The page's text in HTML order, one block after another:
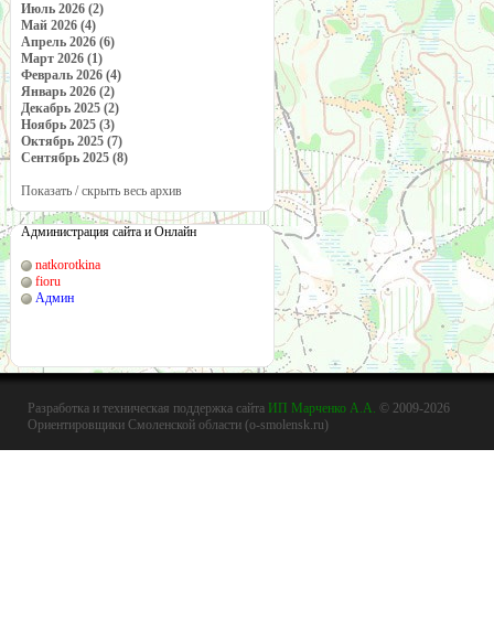
Июль 2026 (2)
Май 2026 (4)
Апрель 2026 (6)
Март 2026 (1)
Февраль 2026 (4)
Январь 2026 (2)
Декабрь 2025 (2)
Ноябрь 2025 (3)
Октябрь 2025 (7)
Сентябрь 2025 (8)
Показать / скрыть весь архив
Администрация сайта и Онлайн
natkorotkina
fioru
Админ
Разработка и техническая поддержка сайта ИП Марченко А.А. © 2009-2026
Ориентировщики Смоленской области (o-smolensk.ru)